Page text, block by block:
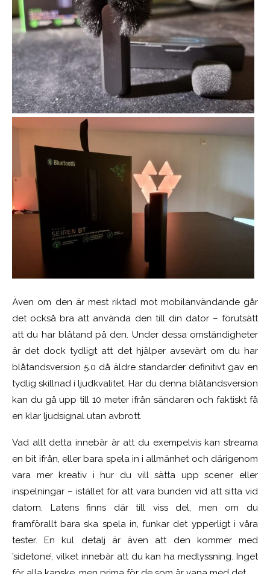
Även om den är mest riktad mot mobilanvändande går
det också bra att använda den till din dator – förutsätt
att du har blåtand på den. Under dessa omständigheter
är det dock tydligt att det hjälper avsevärt om du har
blåtandsversion 5.0 då äldre standarder definitivt gav en
tydlig skillnad i ljudkvalitet. Har du denna blåtandsversion
kan du gå upp till 10 meter ifrån sändaren och faktiskt få
en klar ljudsignal utan avbrott.
Vad allt detta innebär är att du exempelvis kan streama
en bit ifrån, eller bara spela in i allmänhet och därigenom
vara mer kreativ i hur du vill sätta upp scener eller
inspelningar – istället för att vara bunden vid att sitta vid
datorn. Latens finns där till viss del, men om du
framförallt bara ska spela in, funkar det ypperligt i våra
tester. En kul detalj är även att den kommer med
’sidetone’, vilket innebär att du kan ha medlyssning. Inget